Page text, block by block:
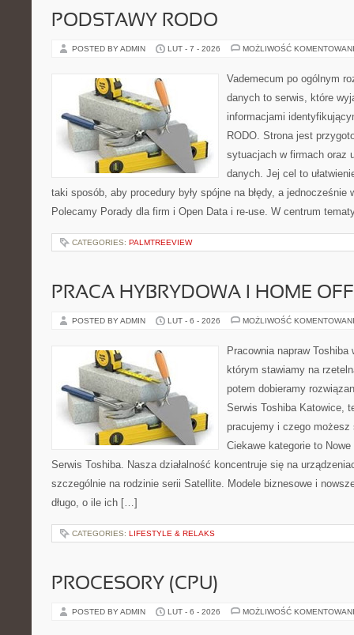
PODSTAWY RODO
POSTED BY ADMIN LUT - 7 - 2026 MOŻLIWOŚĆ
Vademecum po ogólnym
danych to serwis, które
informacjami
RODO. Strona jest
sytuacjach w firmach oraz
danych. Jej cel to
taki sposób, aby procedury były spójne na błędy, a jednocześnie
Polecamy Porady dla firm i Open Data i re-use. W centrum
CATEGORIES: PALMTREEVIEW
PRACA HYBRYDOWA I HOME
POSTED BY ADMIN LUT - 6 - 2026 MOŻLIWOŚĆ
Pracownia napraw
którym stawiamy na
potem dobieramy
Serwis Toshiba Katowice,
pracujemy i czego możesz
Ciekawe kategorie to
Serwis Toshiba. Nasza działalność koncentruje się na
szczególnie na rodzinie serii Satellite. Modele biznesowe i
długo, o ile ich […]
CATEGORIES: LIFESTYLE & RELAKS
PROCESORY (CPU)
POSTED BY ADMIN LUT - 6 - 2026 MOŻLIWOŚĆ